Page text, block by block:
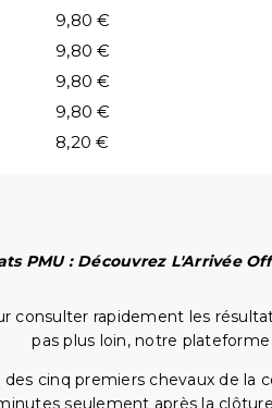
9,80 €
9,80 €
9,80 €
9,80 €
8,20 €
PMU : Découvrez L'Arrivée
consulter rapidement les
pas plus loin, notre
cinq premiers chevaux de